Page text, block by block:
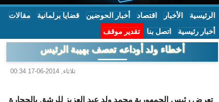
الرئيسية الأخبار اقتصاد أخبار الحوضين قضايا برلمانية مقالات
أخبار رئيسية اتصل بنا تقدير موقف
أخطاء ولد أوداعه تعصف بهيبة الرئيس
ثلاثاء, 2014-06-17 00:34
تعرض رئيس الجمهورية محمد ولد عبد العزيز للرشق بالحجارة